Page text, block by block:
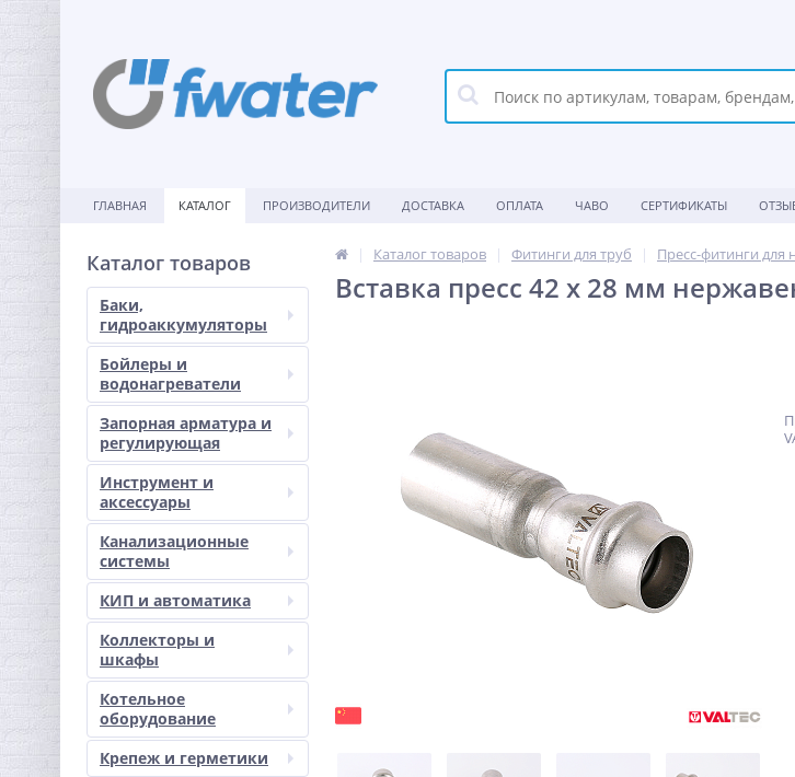
ГЛАВНАЯ КАТАЛОГ ПРОИЗВОДИТЕЛИ ДОСТАВКА ОПЛАТА ЧАВО СЕРТИФИКАТЫ
Каталог товаров
Баки,
гидроаккумуляторы
Бойлеры и
водонагреватели
Запорная арматура и
регулирующая
Инструмент и
аксессуары
Канализационные
системы
КИП и автоматика
Коллекторы и
шкафы
Котельное
оборудование
Крепеж и герметики
Каталог товаров Фитинги для труб Пресс-фитинги
Вставка пресс 42 х 28 мм